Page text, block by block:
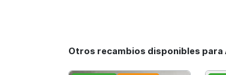
Otros recambios disponibles para